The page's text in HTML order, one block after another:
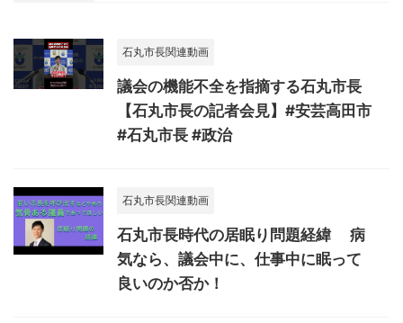
石丸市長関連動画
議会の機能不全を指摘する石丸市長
【石丸市長の記者会見】#安芸高田市
#石丸市長 #政治
石丸市長関連動画
石丸市長時代の居眠り問題経緯 病
気なら、議会中に、仕事中に眠って
良いのか否か！